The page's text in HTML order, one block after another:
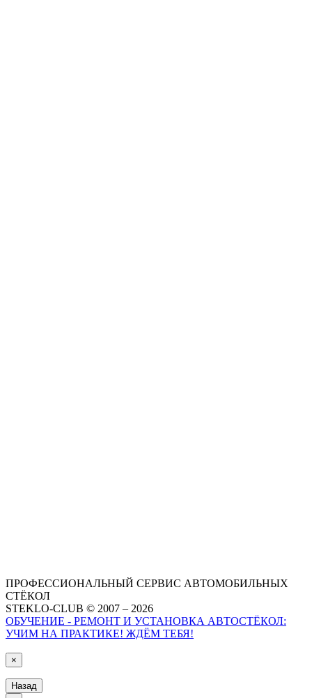
ПРОФЕССИОНАЛЬНЫЙ СЕРВИС АВТОМОБИЛЬНЫХ
СТЁКОЛ
STEKLO-CLUB © 2007 – 2026
ОБУЧЕНИЕ - РЕМОНТ И УСТАНОВКА АВТОСТЁКОЛ:
УЧИМ НА ПРАКТИКЕ! ЖДЁМ ТЕБЯ!
×
Назад